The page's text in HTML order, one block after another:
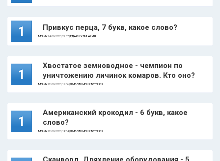
1 Привкус перца, 7 букв, какое слово?
MELKIY14-09-2023, 22:07 |ЕДА И КУЛИНАРИЯ
1
Хвостатое земноводное - чемпион по
уничтожению личинок комаров. Кто оно?
MELKIY12-09-2023, 19:36 |ЖИВОТНЫЕ И РАСТЕНИЯ
1
Американский крокодил - 6 букв, какое
слово?
MELKIY12-09-2023, 18:54 |ЖИВОТНЫЕ И РАСТЕНИЯ